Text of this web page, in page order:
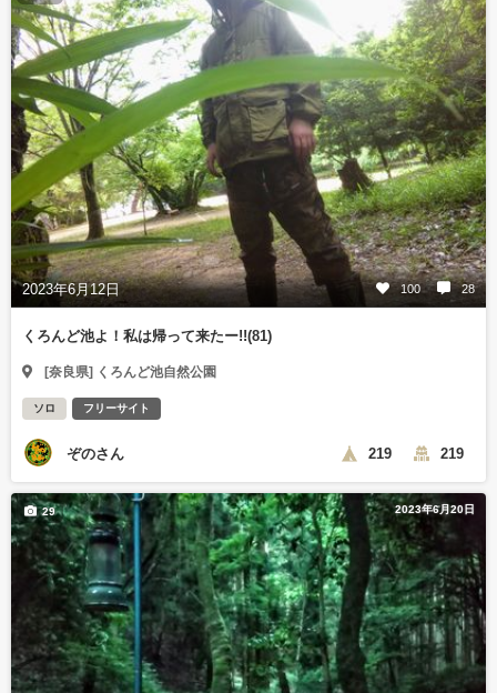
2023年6月12日 100 28
くろんど池よ！私は帰って来たー!!(81)
[奈良県] くろんど池自然公園
ソロ フリーサイト
ぞのさん 219 219
2023年6月20日
29